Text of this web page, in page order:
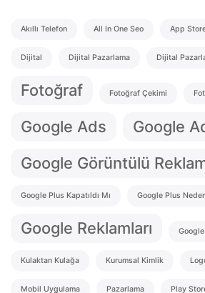
Akıllı Telefon All In One Seo App
Dijital Dijital Pazarlama Dijital
Fotoğraf Fotoğraf Çekimi
Google Ads
Google
Google Görüntülü
Google Plus Kapatıldı Mı Google Plus
Google Reklamları
Kulaktan Kulağa Kurumsal Kimlik
Mobil Uygulama Pazarlama Play